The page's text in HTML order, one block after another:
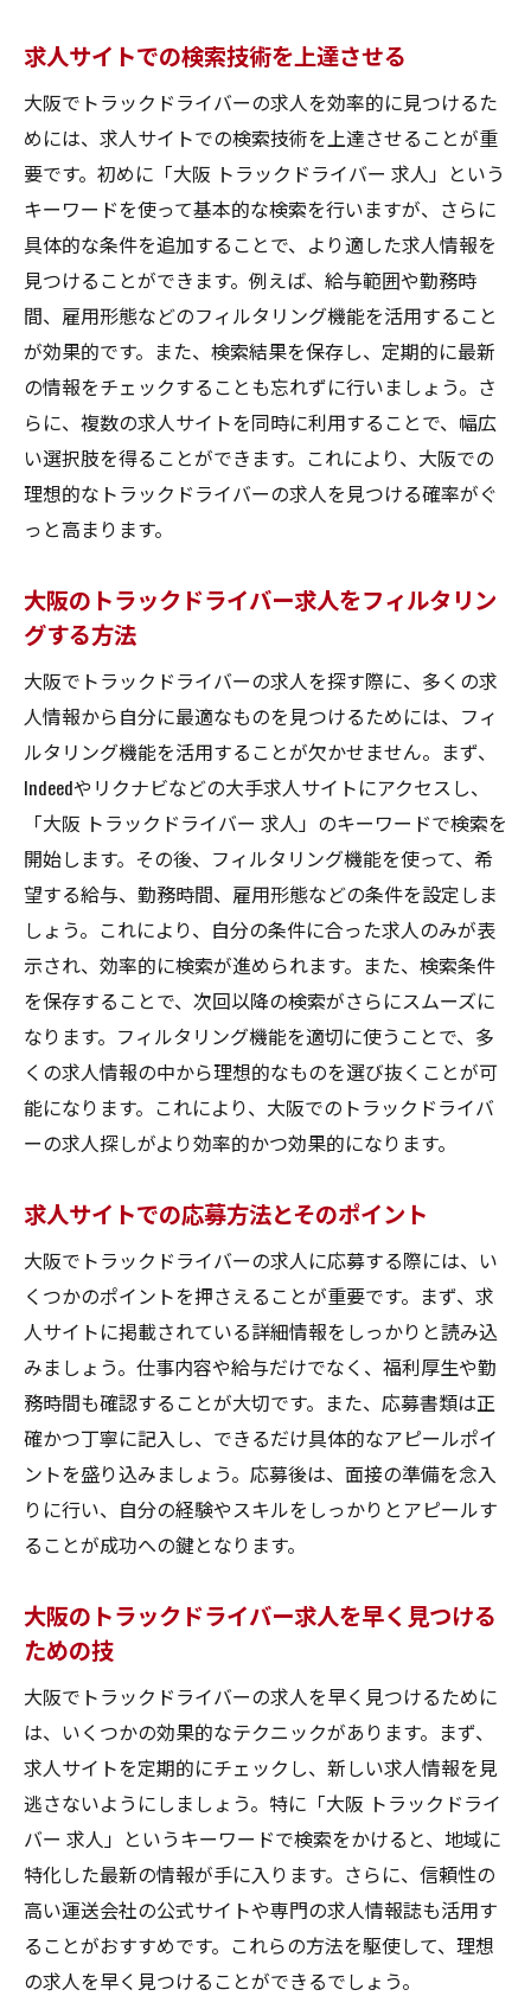
求人サイトでの検索技術を上達させる
大阪でトラックドライバーの求人を効率的に見つけるた
めには、求人サイトでの検索技術を上達させることが重
要です。初めに「大阪 トラックドライバー 求人」という
キーワードを使って基本的な検索を行いますが、さらに
具体的な条件を追加することで、より適した求人情報を
見つけることができます。例えば、給与範囲や勤務時
間、雇用形態などのフィルタリング機能を活用すること
が効果的です。また、検索結果を保存し、定期的に最新
の情報をチェックすることも忘れずに行いましょう。さ
らに、複数の求人サイトを同時に利用することで、幅広
い選択肢を得ることができます。これにより、大阪での
理想的なトラックドライバーの求人を見つける確率がぐ
っと高まります。
大阪のトラックドライバー求人をフィルタリン
グする方法
大阪でトラックドライバーの求人を探す際に、多くの求
人情報から自分に最適なものを見つけるためには、フィ
ルタリング機能を活用することが欠かせません。まず、
Indeedやリクナビなどの大手求人サイトにアクセスし、
「大阪 トラックドライバー 求人」のキーワードで検索を
開始します。その後、フィルタリング機能を使って、希
望する給与、勤務時間、雇用形態などの条件を設定しま
しょう。これにより、自分の条件に合った求人のみが表
示され、効率的に検索が進められます。また、検索条件
を保存することで、次回以降の検索がさらにスムーズに
なります。フィルタリング機能を適切に使うことで、多
くの求人情報の中から理想的なものを選び抜くことが可
能になります。これにより、大阪でのトラックドライバ
ーの求人探しがより効率的かつ効果的になります。
求人サイトでの応募方法とそのポイント
大阪でトラックドライバーの求人に応募する際には、い
くつかのポイントを押さえることが重要です。まず、求
人サイトに掲載されている詳細情報をしっかりと読み込
みましょう。仕事内容や給与だけでなく、福利厚生や勤
務時間も確認することが大切です。また、応募書類は正
確かつ丁寧に記入し、できるだけ具体的なアピールポイ
ントを盛り込みましょう。応募後は、面接の準備を念入
りに行い、自分の経験やスキルをしっかりとアピールす
ることが成功への鍵となります。
大阪のトラックドライバー求人を早く見つける
ための技
大阪でトラックドライバーの求人を早く見つけるために
は、いくつかの効果的なテクニックがあります。まず、
求人サイトを定期的にチェックし、新しい求人情報を見
逃さないようにしましょう。特に「大阪 トラックドライ
バー 求人」というキーワードで検索をかけると、地域に
特化した最新の情報が手に入ります。さらに、信頼性の
高い運送会社の公式サイトや専門の求人情報誌も活用す
ることがおすすめです。これらの方法を駆使して、理想
の求人を早く見つけることができるでしょう。